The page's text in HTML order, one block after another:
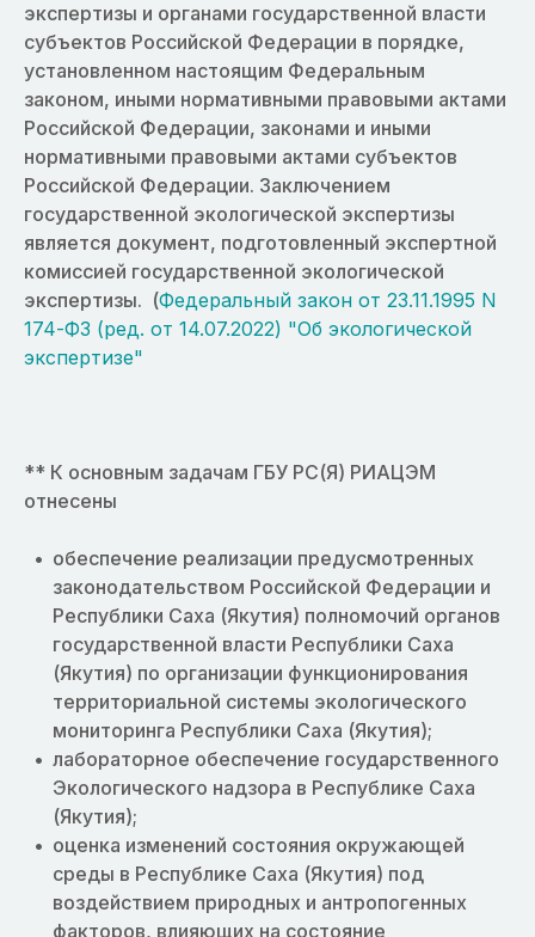
экспертизы и органами государственной власти
субъектов Российской Федерации в порядке,
установленном настоящим Федеральным
законом, иными нормативными правовыми актами
Российской Федерации, законами и иными
нормативными правовыми актами субъектов
Российской Федерации. Заключением
государственной экологической экспертизы
является документ, подготовленный экспертной
комиссией государственной экологической
экспертизы. (Федеральный закон от 23.11.1995 N
174-ФЗ (ред. от 14.07.2022) "Об экологической
экспертизе"
** К основным задачам ГБУ РС(Я) РИАЦЭМ
отнесены
обеспечение реализации предусмотренных
законодательством Российской Федерации и
Республики Саха (Якутия) полномочий органов
государственной власти Республики Саха
(Якутия) по организации функционирования
территориальной системы экологического
мониторинга Республики Саха (Якутия);
лабораторное обеспечение государственного
Экологического надзора в Республике Саха
(Якутия);
оценка изменений состояния окружающей
среды в Республике Саха (Якутия) под
воздействием природных и антропогенных
факторов, влияющих на состояние